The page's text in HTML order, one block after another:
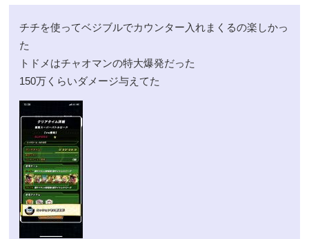
チチを使ってベジブルでカウンター入れまくるの楽しかっ
た
トドメはチャオマンの特大爆発だった
150万くらいダメージ与えてた